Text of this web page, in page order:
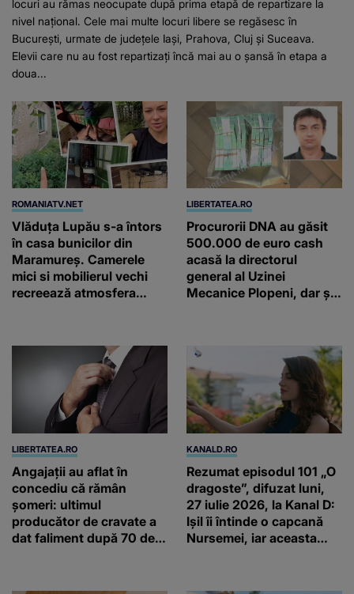
locuri au rămas neocupate după prima etapă de repartizare la
nivel național. Cele mai multe locuri libere se regăsesc în
București, urmate de județele Iași, Prahova, Cluj și Suceava.
Elevii care nu au fost repartizați încă mai au o șansă în etapa a
doua...
ROMANIATV.NET
Vlăduța Lupău s-a întors
în casa bunicilor din
Maramureș. Camerele
mici si mobilierul vechi
recreează atmosfera
LIBERTATEA.RO
Procurorii DNA au găsit
500.000 de euro cash
acasă la directorul
general al Uzinei
Mecanice Plopeni, dar și
LIBERTATEA.RO
Angajații au aflat în
concediu că rămân
șomeri: ultimul
producător de cravate a
dat faliment după 70 de
KANALD.RO
Rezumat episodul 101 „O
dragoste”, difuzat luni,
27 iulie 2026, la Kanal D:
Ișil îi întinde o capcană
Nursemei, iar aceasta